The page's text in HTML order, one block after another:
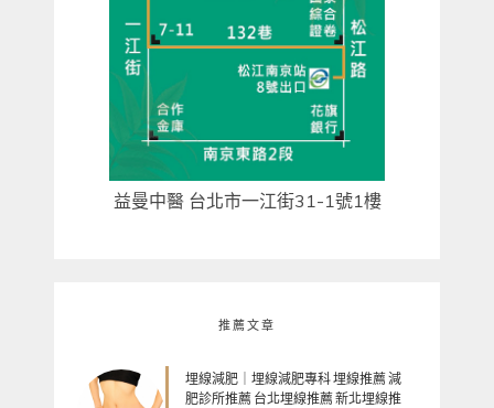
益曼中醫 台北市一江街31-1號1樓
推薦文章
埋線減肥｜埋線減肥專科 埋線推薦 減
肥診所推薦 台北埋線推薦 新北埋線推